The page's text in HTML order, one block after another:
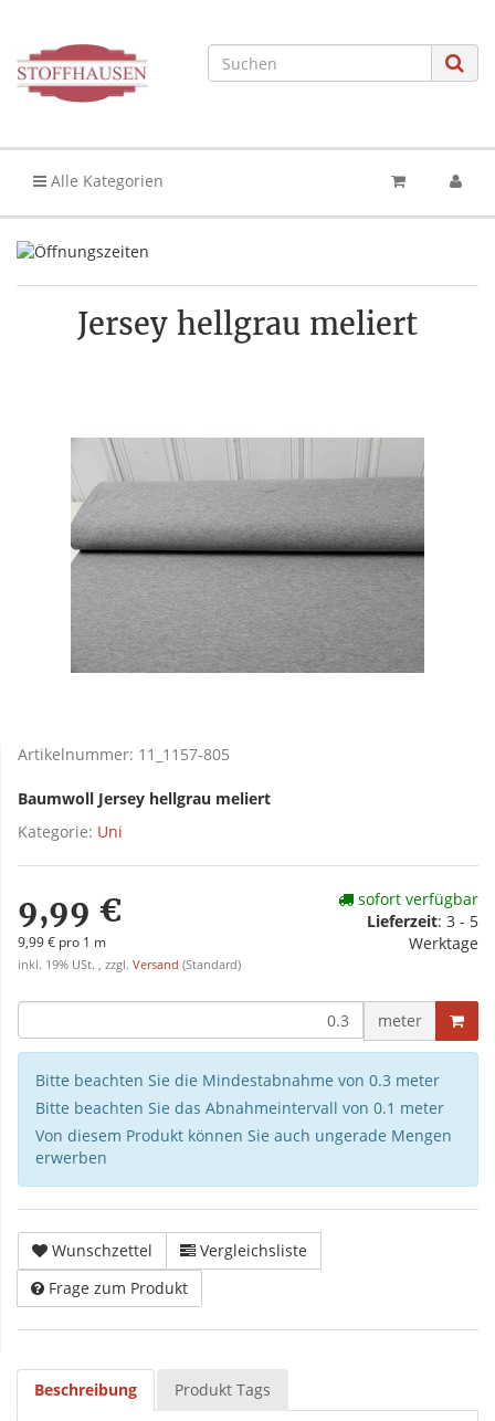
Alle Kategorien
Jersey hellgrau meliert
Artikelnummer: 11_1157-805
Baumwoll Jersey hellgrau meliert
Kategorie: Uni
9,99 €
9,99 € pro 1 m
inkl. 19% USt. , zzgl. Versand (Standard)
sofort verfügbar
Lieferzeit: 3 - 5
Werktage
meter
Bitte beachten Sie die Mindestabnahme von 0.3 meter
Bitte beachten Sie das Abnahmeintervall von 0.1 meter
Von diesem Produkt können Sie auch ungerade Mengen
erwerben
Wunschzettel
Vergleichsliste
Frage zum Produkt
Beschreibung Produkt Tags